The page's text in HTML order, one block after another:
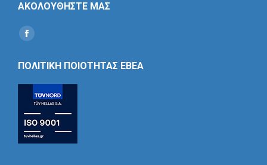
ΑΚΟΛΟΥΘΗΣΤΕ ΜΑΣ
Find us on:
Social
ΠΟΛΙΤΙΚΗ ΠΟΙΟΤΗΤΑΣ ΕΒΕΑ